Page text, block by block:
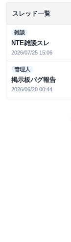
スレッド一覧
雑談
NTE雑談スレ
2026/07/25 15:06
管理人
掲示板バグ報告
2026/06/20 00:44